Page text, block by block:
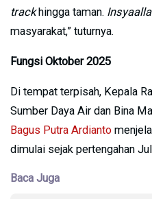
trackhingga taman.
masyarakat,” tuturnya.
Fungsi Oktober 2025
Di tempat terpisah, Kepala
Sumber Daya Air dan Bina
Bagus Putra Ardianto
dimulai sejak pertengahan
Baca Juga